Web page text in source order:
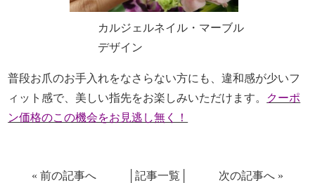
カルジェルネイル・マーブル
デザイン
普段お爪のお手入れをなさらない方にも、違和感が少いフ
ィット感で、美しい指先をお楽しみいただけます。
クーポ
ン価格のこの機会をお見逃し無く！
« 前の記事へ 記事一覧 次の記事へ »